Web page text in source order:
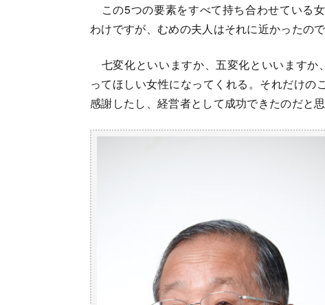
この5つの要素をすべて持ち合わせている
わけですが、むめの夫人はそれに近かったの
七変化といいますか、五変化といいますか
ってほしい女性になってくれる。それだけの
感謝したし、経営者として成功できたのだと思